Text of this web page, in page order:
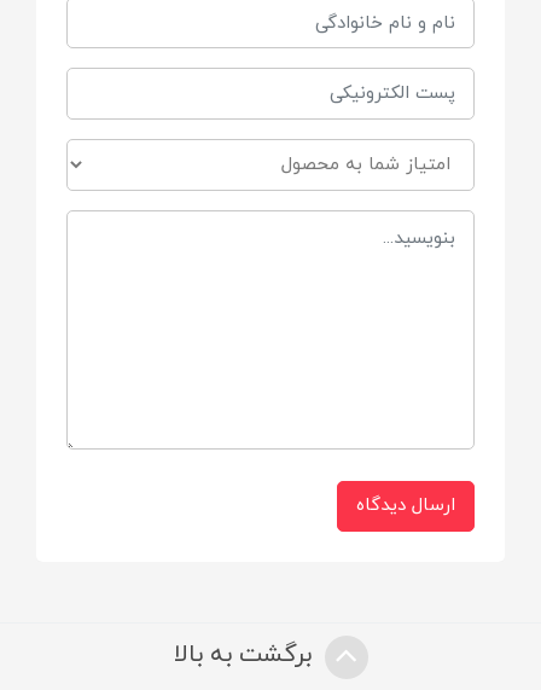
ابعاد
30*45*35
برند
بامبو Bambo
ارسال دیدگاه
برگشت به بالا